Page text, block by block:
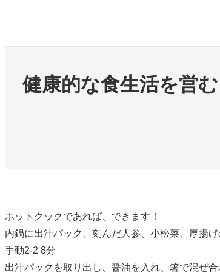
を
健康的な食生活を営
ホットクックであれば、できます！
内鍋に出汁パック、刻んだ人参、小松菜、厚揚
手動2-2 8分
出汁パックを取り出し、醤油を入れ、箸で混ぜ合